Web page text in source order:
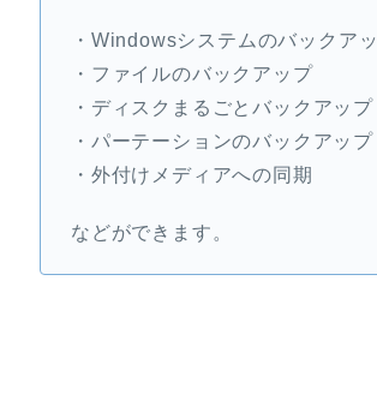
・Windowsシステムのバックア
・ファイルのバックアップ
・ディスクまるごとバックアップ
・パーテーションのバックアップ
・外付けメディアへの同期
などができます。